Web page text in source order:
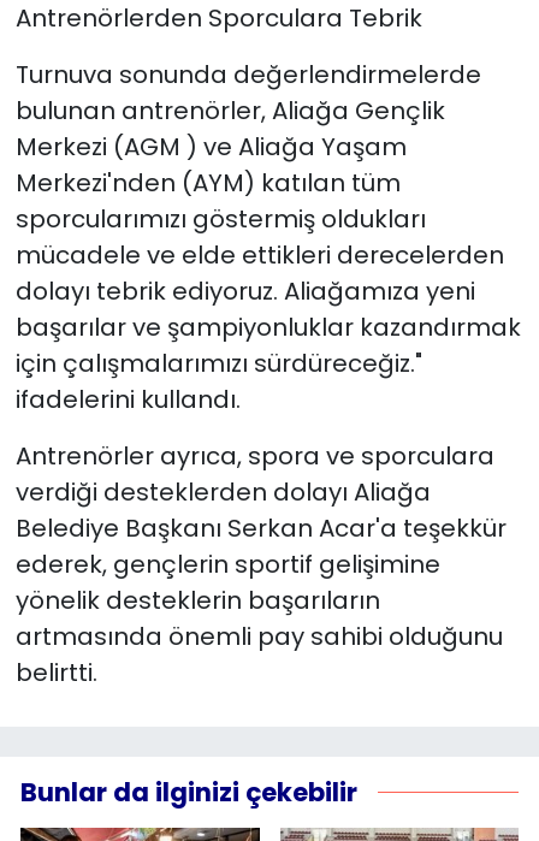
Antrenörlerden Sporculara Tebrik
Turnuva sonunda değerlendirmelerde
bulunan antrenörler, Aliağa Gençlik
Merkezi (AGM ) ve Aliağa Yaşam
Merkezi'nden (AYM) katılan tüm
sporcularımızı göstermiş oldukları
mücadele ve elde ettikleri derecelerden
dolayı tebrik ediyoruz. Aliağamıza yeni
başarılar ve şampiyonluklar kazandırmak
için çalışmalarımızı sürdüreceğiz."
ifadelerini kullandı.
Antrenörler ayrıca, spora ve sporculara
verdiği desteklerden dolayı Aliağa
Belediye Başkanı Serkan Acar'a teşekkür
ederek, gençlerin sportif gelişimine
yönelik desteklerin başarıların
artmasında önemli pay sahibi olduğunu
belirtti.
Bunlar da ilginizi çekebilir